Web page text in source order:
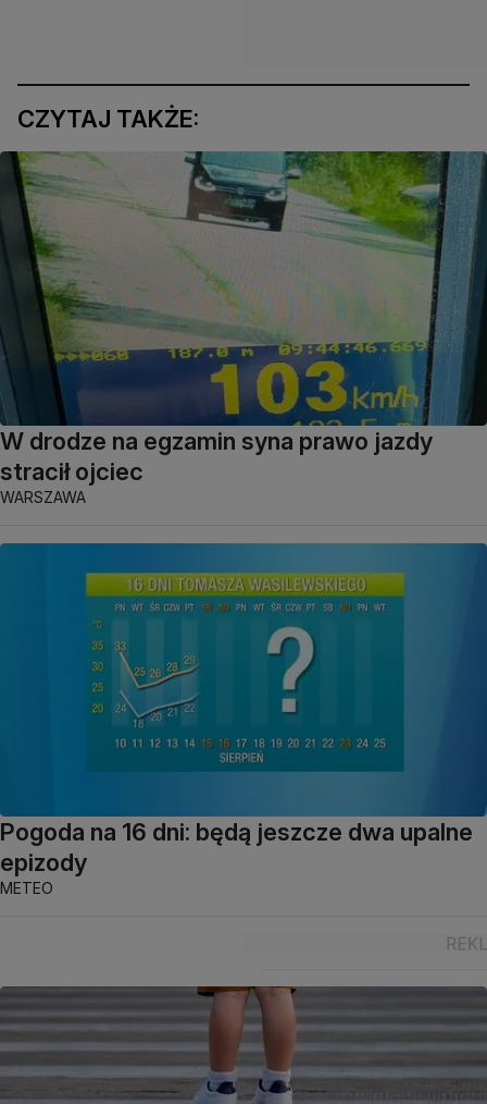
CZYTAJ TAKŻE:
W drodze na egzamin syna prawo jazdy
stracił ojciec
WARSZAWA
Pogoda na 16 dni: będą jeszcze dwa upalne
epizody
METEO